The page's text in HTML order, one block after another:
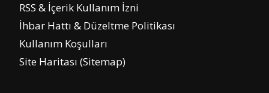
RSS & İçerik Kullanım İzni
İhbar Hattı & Düzeltme Politikası
Kullanım Koşulları
Site Haritası (Sitemap)